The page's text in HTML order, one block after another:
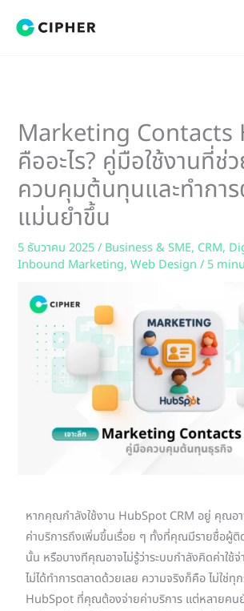
Marketing Contacts
คืออะไร? คู่มือใช้งานที่ช่
ควบคุมต้นทุนและทำกา
แม่นยำขึ้น
5 ธันวาคม 2025/ Business & SME, CRM,
Inbound Marketing,Web Design / 5
หากคุณกำลังใช้งาน HubSpot CRM อยู่ คุณอา
ค่าบริการถึงเพิ่มขึ้นเรื่อย ๆ ทั้งที่คุณมีรายชื่อผู้ติ
นั้น หรือบางทีคุณอาจไม่รู้ว่าระบบกำลังคิดค่าใช้
ไม่ได้ทำการตลาดด้วยเลย ความจริงก็คือ ไม่ใช่ทุ
HubSpot ที่คุณต้องจ่ายค่าบริการ แต่หลายคน